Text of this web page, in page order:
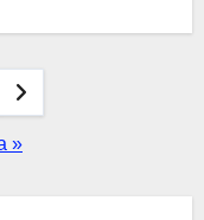
mengedukasi
»